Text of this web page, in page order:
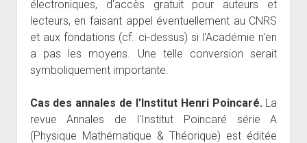
électroniques, d'accès gratuit pour auteurs et
lecteurs, en faisant appel éventuellement au CNRS
et aux fondations (cf. ci-dessus) si l'Académie n'en
a pas les moyens. Une telle conversion serait
symboliquement importante.
Cas des annales de l'Institut Henri Poincaré.La
revue Annales de l'Institut Poincaré série A
(Physique Mathématique & Théorique) est éditée